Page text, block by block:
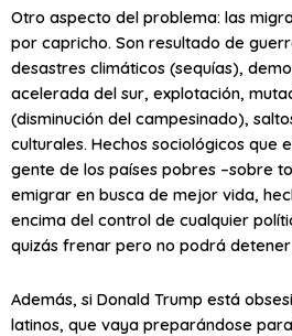
Otro aspecto del problema: las
por capricho. Son resultado de
desastres climáticos (sequías),
acelerada del sur, explotación,
(disminución del campesinado),
culturales. Hechos sociológicos que
gente de los países pobres –sobre
emigrar en busca de mejor vida,
encima del control de cualquier
quizás frenar pero no podrá detener
Además, si Donald Trump está
latinos, que vaya preparándose